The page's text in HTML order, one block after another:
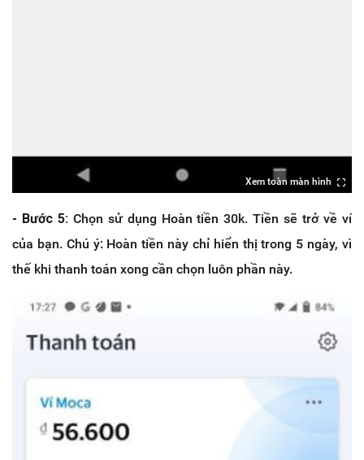
Xem toàn màn hình
- Bước 5:Chọn sử dụng Hoàn tiền 30k. Tiền sẽ trở về ví
của bạn. Chú ý: Hoàn tiền này chỉ hiển thị trong 5 ngày, vì
thế khi thanh toán xong cần chọn luôn phần này.